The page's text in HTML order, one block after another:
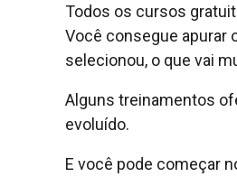
Todos os cursos
Você consegue apurar
selecionou, o que vai
Alguns treinamentos
evoluído.
E você pode começar